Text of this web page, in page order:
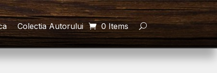
Colectia Autorului 0 Items